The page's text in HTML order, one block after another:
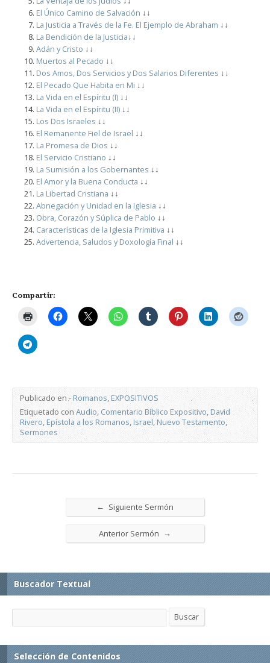
El Único Camino de Salvación ↓↓
La Justicia a Través de la Fe. El Ejemplo de Abraham ↓↓
La Bendición de la Justicia↓↓
Adán y Cristo ↓↓
Muertos al Pecado ↓↓
Dos Amos, Dos Servicios y Dos Salarios Diferentes ↓↓
El Pecado Que Habita en Mi ↓↓
La Vida en el Espíritu (I) ↓↓
La Vida en el Espíritu (II) ↓↓
Los Dos Israeles ↓↓
El Remanente Fiel de Israel ↓↓
La Promesa de Dios ↓↓
El Servicio Cristiano ↓↓
La Sumisión a los Gobernantes ↓↓
El Amor y la Buena Conducta ↓↓
La Libertad Cristiana ↓↓
Abnegación y Unidad en la Iglesia ↓↓
Obra, Corazón y Súplica de Pablo ↓↓
Características de la Iglesia Primitiva ↓↓
Advertencia, Saludos y Doxología Final ↓↓
Compartir:
Publicado en- Romanos,EXPOSITIVOS
Etiquetado conAudio, Comentario Bíblico Expositivo,David
Rivero,Epístola a los Romanos,Israel,Nuevo Testamento,
Sermones
← Siguiente Sermón
Anterior Sermón →
Buscador Textual
Buscar
Selección de Contenidos